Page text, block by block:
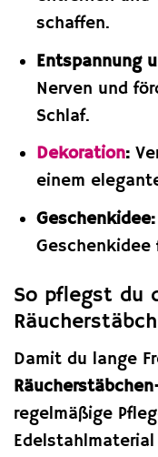
schaffen.
Entspannung
Nerven und
Schlaf.
Dekoration:
einem
Geschenkidee:
Geschenkidee
So pflegst du
Damit du lange
regelmäßige